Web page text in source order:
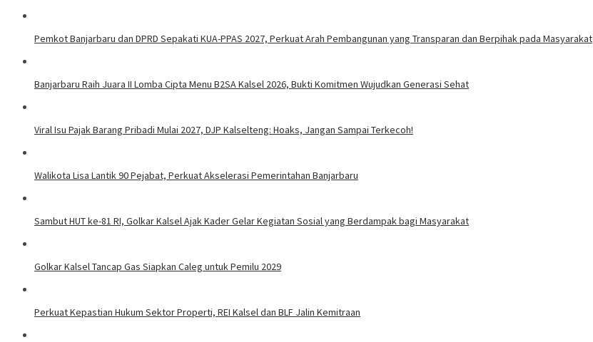
Pemkot Banjarbaru dan DPRD Sepakati KUA-PPAS 2027, Perkuat Arah Pembangunan yang Transparan dan Berpihak pada Masyarakat
Banjarbaru Raih Juara II Lomba Cipta Menu B2SA Kalsel 2026, Bukti Komitmen Wujudkan Generasi Sehat
Viral Isu Pajak Barang Pribadi Mulai 2027, DJP Kalselteng: Hoaks, Jangan Sampai Terkecoh!
Walikota Lisa Lantik 90 Pejabat, Perkuat Akselerasi Pemerintahan Banjarbaru
Sambut HUT ke-81 RI, Golkar Kalsel Ajak Kader Gelar Kegiatan Sosial yang Berdampak bagi Masyarakat
Golkar Kalsel Tancap Gas Siapkan Caleg untuk Pemilu 2029
Perkuat Kepastian Hukum Sektor Properti, REI Kalsel dan BLF Jalin Kemitraan